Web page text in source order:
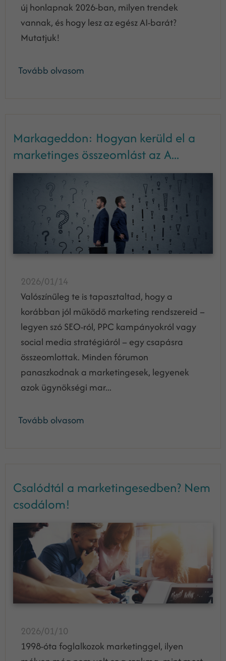
új honlapnak 2026-ban, milyen trendek
vannak, és hogy lesz az egész AI-barát?
Mutatjuk!
Tovább olvasom
Markageddon: Hogyan kerüld el a
marketinges összeomlást az A...
2026/01/14
Valószínűleg te is tapasztaltad, hogy a
korábban jól működő marketing rendszereid –
legyen szó SEO-ról, PPC kampányokról vagy
social media stratégiáról – egy csapásra
összeomlottak. Minden fórumon
panaszkodnak a marketingesek, legyenek
azok ügynökségi mar...
Tovább olvasom
Csalódtál a marketingesedben? Nem
csodálom!
2026/01/10
1998-óta foglalkozok marketinggel, ilyen